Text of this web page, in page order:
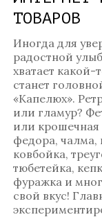
ТОВАРОВ
Иногда для
радостной
хватает
станет
«Капелюх».
или гламур?
или крошечная
федора, чалма,
ковбойка,
тюбетейка,
фуражка и
свой вкус!